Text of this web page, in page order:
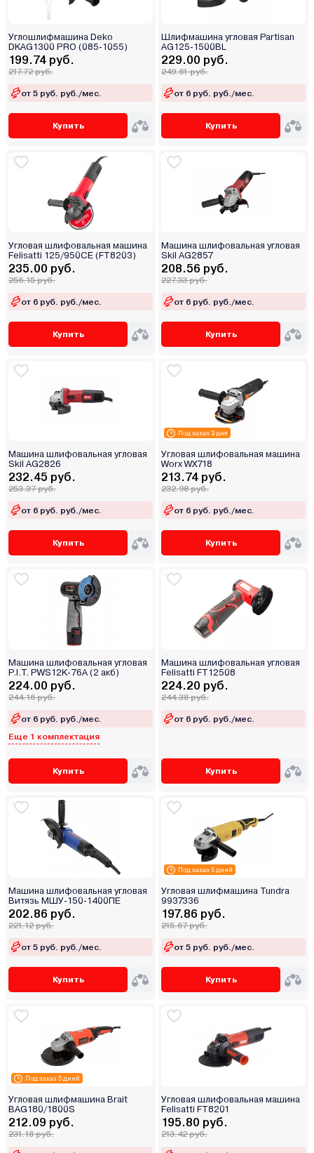
Углошлифмашина Deko
DKAG1300 PRO (085-1055)
199.74 руб.
217.72 руб.
от 5 руб. руб./мес.
Купить
Шлифмашина угловая Partisan
AG125-1500BL
229.00 руб.
249.61 руб.
от 6 руб. руб./мес.
Купить
Угловая шлифовальная машина
Felisatti 125/950CE (FT8203)
235.00 руб.
256.15 руб.
от 6 руб. руб./мес.
Купить
Машина шлифовальная угловая
Skil AG2857
208.56 руб.
227.33 руб.
от 6 руб. руб./мес.
Купить
Машина шлифовальная угловая
Skil AG2826
232.45 руб.
253.37 руб.
от 6 руб. руб./мес.
Купить
Под заказ 3 дня
Угловая шлифовальная машина
Worx WX718
213.74 руб.
232.98 руб.
от 6 руб. руб./мес.
Купить
Машина шлифовальная угловая
P.I.T. PWS12K-76A (2 акб)
224.00 руб.
244.16 руб.
от 6 руб. руб./мес.
Еще 1 комплектация
Купить
Машина шлифовальная угловая
Felisatti FT12508
224.20 руб.
244.38 руб.
от 6 руб. руб./мес.
Купить
Машина шлифовальная угловая
Витязь МШУ-150-1400ПЕ
202.86 руб.
221.12 руб.
от 5 руб. руб./мес.
Купить
Под заказ 5 дней
Угловая шлифмашина Tundra
9937336
197.86 руб.
215.67 руб.
от 5 руб. руб./мес.
Купить
Под заказ 5 дней
Угловая шлифмашина Brait
BAG180/1800S
212.09 руб.
231.18 руб.
Угловая шлифовальная машина
Felisatti FT8201
195.80 руб.
213.42 руб.